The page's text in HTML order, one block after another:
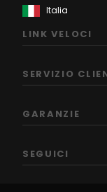
LINK VELOCI
SERVIZIO
GARANZIE
SEGUICI